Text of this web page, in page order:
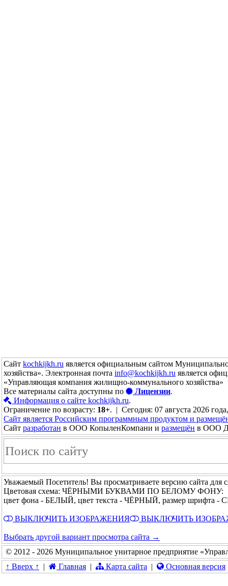
Сайт kochkijkh.ru является официальным сайтом
хозяйства». Электронная почта info@kochkijkh.ru является
«Управляющая компания жилищно-коммунального хозяйства»
Все материалы сайта доступны по
Лицензии.
Информация о сайте kochkijkh.ru.
Ограничение по возрасту: 18+. | Сегодня: 07 августа 2026
Сайт является Российским программным продуктом и
Сайт разработан в ООО КопыленКомпани и размещён в ООО
Уважаемый Посетитель! Вы просматриваете версию сайта для
Цветовая схема: ЧЁРНЫМИ БУКВАМИ ПО БЕЛОМУ ФОНУ:
цвет фона - БЕЛЫЙ, цвет текста - ЧЁРНЫЙ, размер шрифта
ВЫКЛЮЧИТЬ ИЗОБРАЖЕНИЯ ВЫКЛЮЧИТЬ
Выбрать другой вариант просмотра сайта →
© 2012 - 2026 Муниципальное унитарное предприятие
↑ Вверх ↑
| Главная | Карта сайта | Основная версия